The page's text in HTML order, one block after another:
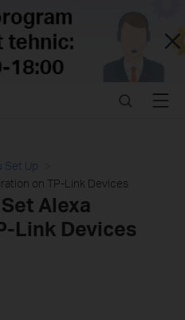
Close
SearchMenu
Set Up
on TP-Link Devices
Alexa
Link Devices